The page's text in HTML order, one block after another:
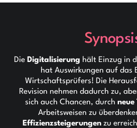
Die Digitalisierung hält Einzug in
hat Auswirkungen auf das
Wirtschaftsprüfers! Die
Revision nehmen dadurch zu,
sich auch Chancen, durchneue
Arbeitsweisen zu
Effizienzsteigerungenzu